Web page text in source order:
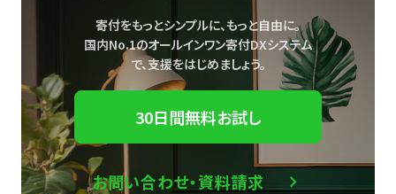
寄付をもっとシンプルに、もっと自由に。
国内No.1のオールインワン寄付DXシステム
で、支援をはじめましょう。
30日間無料お試し
お問い合わせ・資料請求